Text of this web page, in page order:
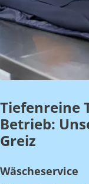
Tiefenreine
Betrieb:
Greiz
Wäscheservice